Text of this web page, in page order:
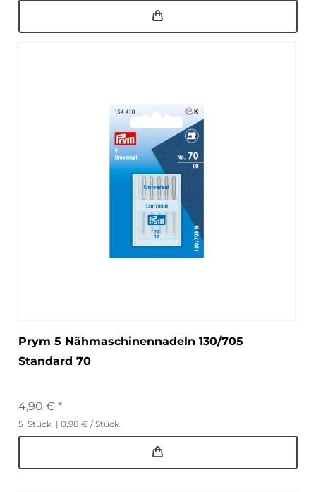
Prym 5 Nähmaschinennadeln 130/705
Standard 70
4,90 € *
5 Stück | 0,98 € / Stück